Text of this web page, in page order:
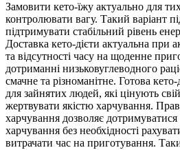
Замовити кето-їжу актуально для
контролювати вагу. Такий варіант
підтримувати стабільний рівень
Доставка кето-дієти актуальна при
та відсутності часу на щоденне
дотриманні низьковуглеводного
смачне та різноманітне. Готова
для зайнятих людей, які цінують
жертвувати якістю харчування.
харчування дозволяє
харчування без необхідності
витрачати час на приготування.